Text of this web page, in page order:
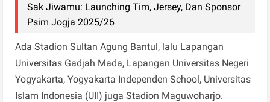
Sak Jiwamu: Launching Tim, Jersey, Dan Sponsor
Psim Jogja 2025/26
Ada Stadion Sultan Agung Bantul, lalu Lapangan
Universitas Gadjah Mada, Lapangan Universitas Negeri
Yogyakarta, Yogyakarta Independen School, Universitas
Islam Indonesia (UII) juga Stadion Maguwoharjo.